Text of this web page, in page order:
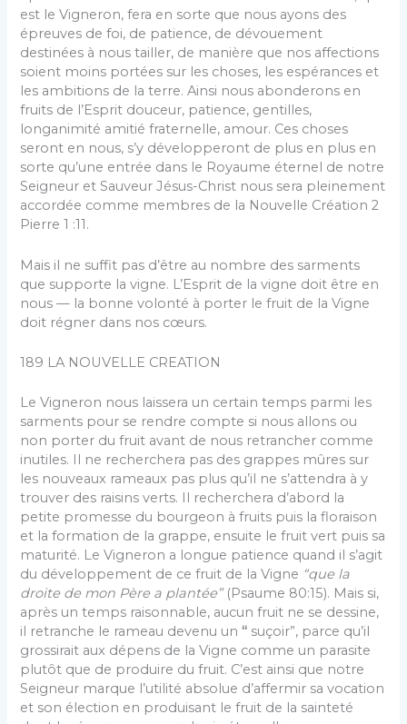
est le Vigneron, fera en sorte que nous ayons des
épreuves de foi, de patience, de dévouement
destinées à nous tailler, de manière que nos affections
soient moins portées sur les choses, les espérances et
les am­bitions de la terre. Ainsi nous abonderons en
fruits de l’Esprit douceur, patience, gentilles,
longanimité ami­tié fraternelle, amour. Ces choses
seront en nous, s’y dé­velopperont de plus en plus en
sorte qu’une entrée dans le Royaume éternel de notre
Seigneur et Sauveur Jésus-­Christ nous sera pleinement
accordée comme membres de la Nouvelle Création 2
Pierre 1 :11.
Mais il ne suffit pas d’être au nombre des sarments
que supporte la vigne. L’Esprit de la vigne doit être en
nous — la bonne volonté à porter le fruit de la Vigne
doit régner dans nos cœurs.
189 LA NOUVELLE CREATION
Le Vigneron nous laissera un certain temps parmi les
sarments pour se rendre compte si nous allons ou
non porter du fruit avant de nous retrancher comme
inutiles. Il ne recherchera pas des grappes mûres sur
les nouveaux rameaux pas plus qu’il ne s’attendra à y
trouver des raisins verts. Il re­cherchera d’abord la
petite promesse du bourgeon à fruits puis la floraison
et la formation de la grappe, ensuite le fruit vert puis sa
maturité. Le Vigneron a lon­gue patience quand il s’agit
du développement de ce fruit de la Vigne “que la
droite de mon Père a plantée”(Psaume 80:15). Mais si,
après un temps raisonnable, aucun fruit ne se dessine,
il retranche le rameau devenu un“ suçoir”, parce qu’il
grossirait aux dépens de la Vigne comme un parasite
plutôt que de produire du fruit. C’est ainsi que notre
Seigneur marque l’utilité absolue d’affermir sa vocation
et son élection en produisant le fruit de la sainteté